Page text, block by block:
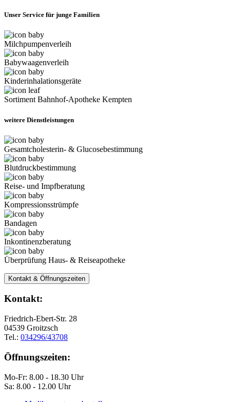
Unser Service für junge Familien
Milchpumpenverleih
Babywaagenverleih
Kinderinhalationsgeräte
Sortiment Bahnhof-Apotheke Kempten
weitere Dienstleistungen
Gesamtcholesterin- & Glucosebestimmung
Blutdruckbestimmung
Reise- und Impfberatung
Kompressionsstrümpfe
Bandagen
Inkontinenzberatung
Überprüfung Haus- & Reiseapotheke
Kontakt & Öffnungszeiten
Kontakt:
Friedrich-Ebert-Str. 28
04539 Groitzsch
Tel.: 034296/43708
Öffnungszeiten:
Mo-Fr: 8.00 - 18.30 Uhr
Sa: 8.00 - 12.00 Uhr